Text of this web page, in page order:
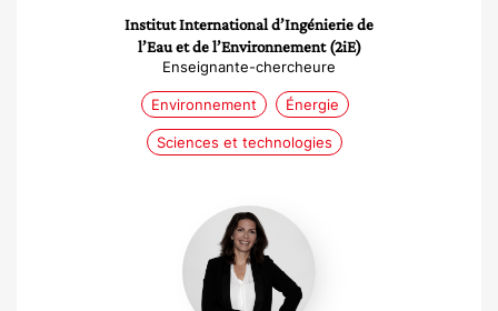
Institut International d’Ingénierie de
l’Eau et de l’Environnement (2iE)
Enseignante-chercheure
Environnement Énergie
Sciences et technologies
Carine
Sebi